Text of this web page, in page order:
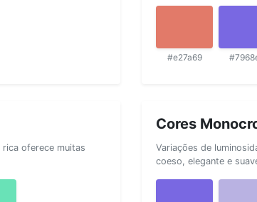
#e27a69
oferece muitas
Cores
Variações de
coeso, elegante e